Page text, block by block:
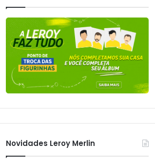
Novidades Leroy Merlin